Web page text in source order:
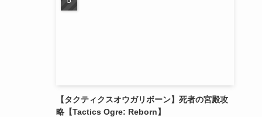
【タクティクスオウガリボーン】死者の宮殿攻
略【Tactics Ogre: Reborn】